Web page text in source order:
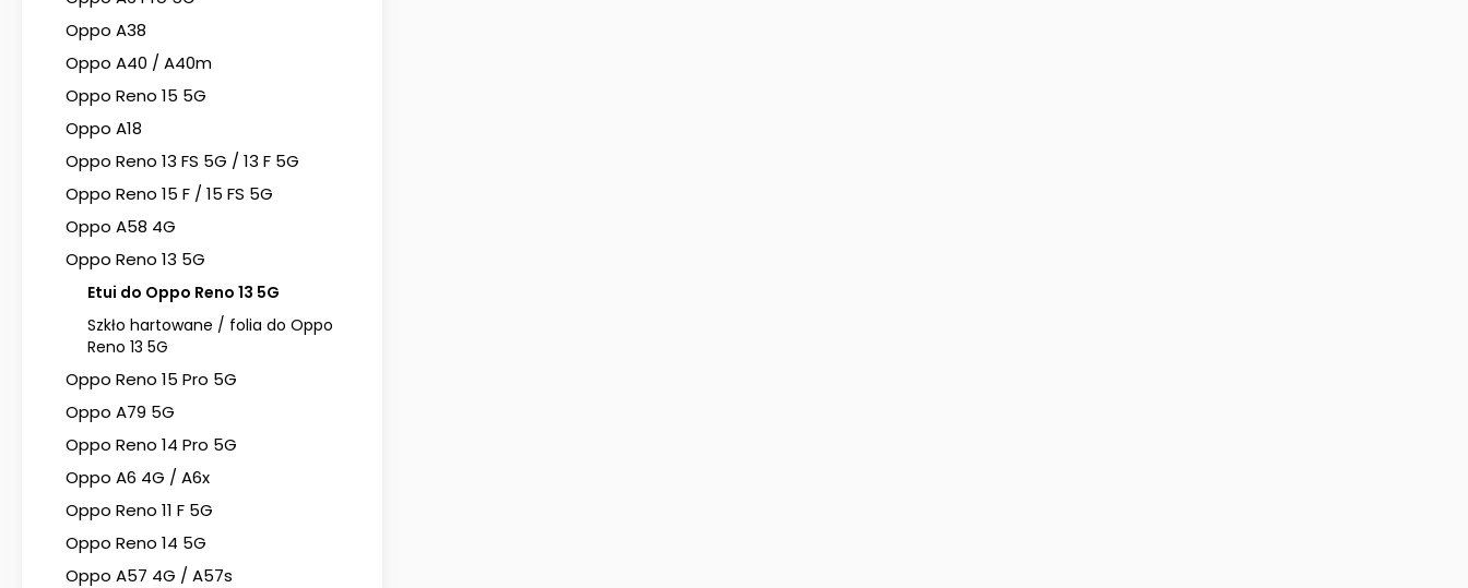
Oppo A38
Oppo A40 / A40m
Oppo Reno 15 5G
Oppo A18
Oppo Reno 13 FS 5G / 13 F 5G
Oppo Reno 15 F / 15 FS 5G
Oppo A58 4G
Oppo Reno 13 5G
Etui do Oppo Reno 13 5G
Szkło hartowane / folia do Oppo
Reno 13 5G
Oppo Reno 15 Pro 5G
Oppo A79 5G
Oppo Reno 14 Pro 5G
Oppo A6 4G / A6x
Oppo Reno 11 F 5G
Oppo Reno 14 5G
Oppo A57 4G / A57s